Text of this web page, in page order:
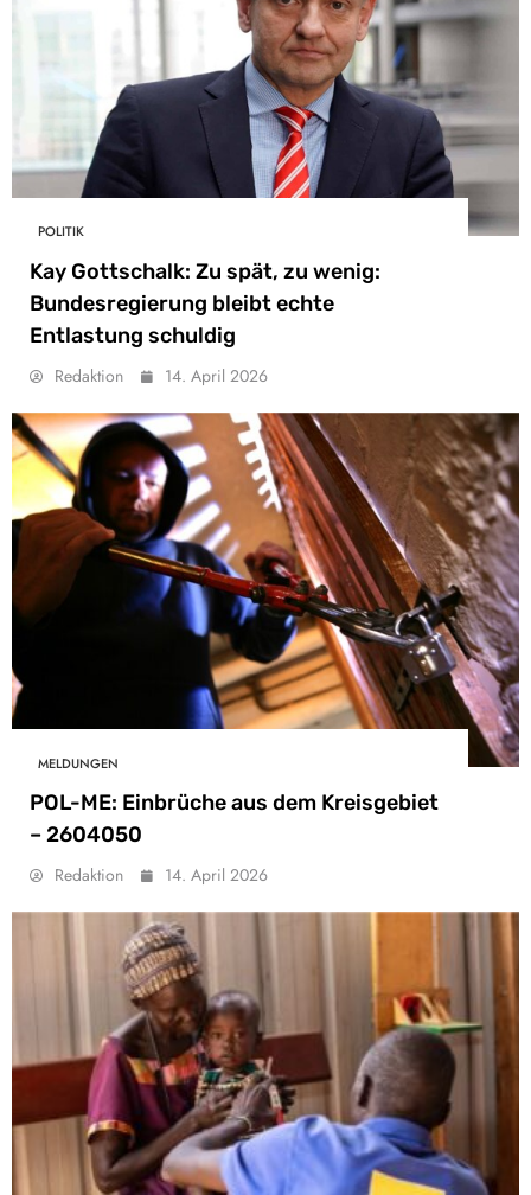
POLITIK
Kay Gottschalk: Zu spät, zu wenig:
Bundesregierung bleibt echte
Entlastung schuldig
Redaktion 14. April 2026
MELDUNGEN
POL-ME: Einbrüche aus dem Kreisgebiet
– 2604050
Redaktion 14. April 2026